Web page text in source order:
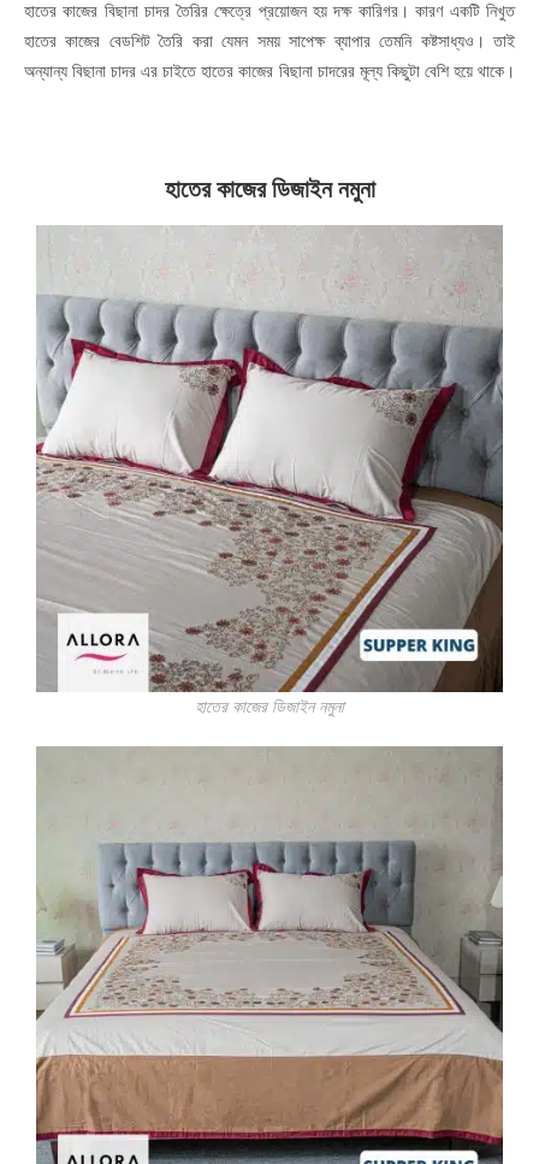
হাতের কাজের বিছানা চাদর তৈরির ক্ষেত্রে প্রয়োজন হয় দক্ষ কারিগর। কারণ একটি নিখুত
হাতের কাজের বেডশিট তৈরি করা যেমন সময় সাপেক্ষ ব্যাপার তেমনি কষ্টসাধ্যও। তাই
অন্যান্য বিছানা চাদর এর চাইতে হাতের কাজের বিছানা চাদরের মূল্য কিছুটা বেশি হয়ে থাকে।
হাতের কাজের ডিজাইন নমুনা
হাতের কাজের ডিজাইন নমুনা